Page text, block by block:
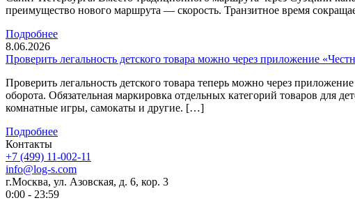
преимущество нового маршрута — скорость. Транзитное время
Подробнее
8.06.2026
Проверить легальность детского товара можно через приложение
Проверить легальность детского товара теперь можно через
оборота. Обязательная маркировка отдельных категорий товаров для
комнатные игры, самокаты и другие. […]
Подробнее
Контакты
+7 (499) 11-002-11
info@log-s.com
г.Москва, ул. Азовская, д. 6, кор. 3
0:00 - 23:59